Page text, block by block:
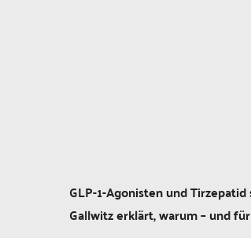
GLP-1-Agonisten und
Gallwitz erklärt, warum – und